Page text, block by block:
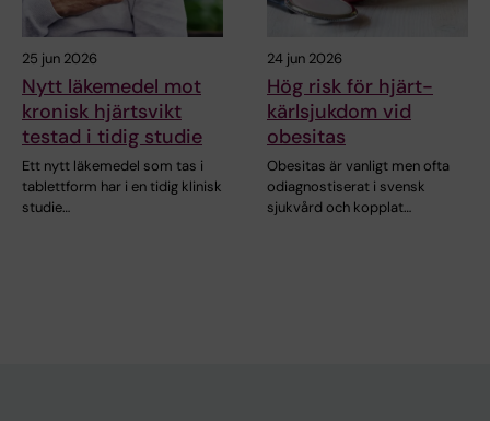
25 jun 2026
Nytt läkemedel mot
kronisk hjärtsvikt
testad i tidig studie
Ett nytt läkemedel som tas i
tablettform har i en tidig klinisk
studie…
24 jun 2026
Hög risk för hjärt-
kärlsjukdom vid
obesitas
Obesitas är vanligt men ofta
odiagnostiserat i svensk
sjukvård och kopplat…